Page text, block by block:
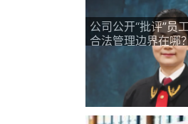
公司公开“批评”员
合法管理边界在哪